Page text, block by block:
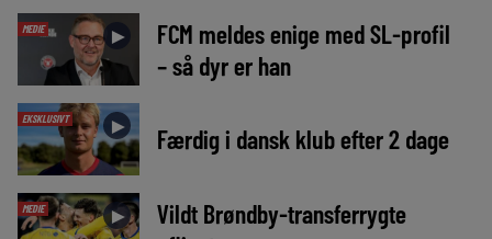
MEDIE ►
FCM meldes enige med SL-profil
– så dyr er han
EKSKLUSIVT ► Færdig i dansk klub efter 2 dage
MEDIE ►
Vildt Brøndby-transferrygte